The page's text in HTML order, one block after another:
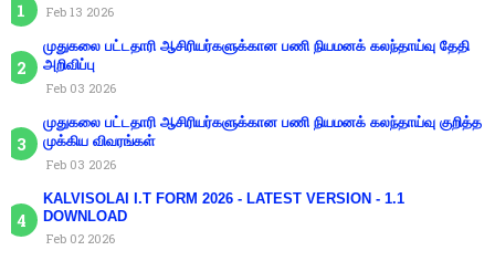
Feb 13 2026
முதுகலை பட்டதாரி ஆசிரியர்களுக்கான பணி நியமனக் கலந்தாய்வு தேதி
அறிவிப்பு
Feb 03 2026
முதுகலை பட்டதாரி ஆசிரியர்களுக்கான பணி நியமனக் கலந்தாய்வு குறித்த
முக்கிய விவரங்கள்
Feb 03 2026
KALVISOLAI I.T FORM 2026 - LATEST VERSION - 1.1
DOWNLOAD
Feb 02 2026